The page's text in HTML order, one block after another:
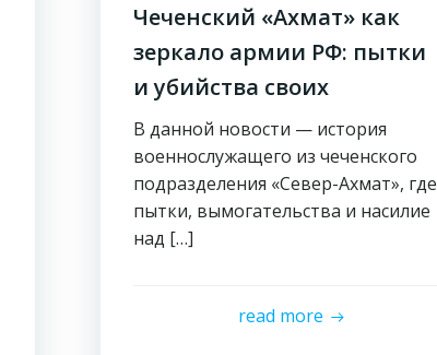
Чеченский «Ахмат» как
зеркало армии РФ: пытки
и убийства своих
В данной новости — история
военнослужащего из чеченского
подразделения «Север-Ахмат», где
пытки, вымогательства и насилие
над […]
read more